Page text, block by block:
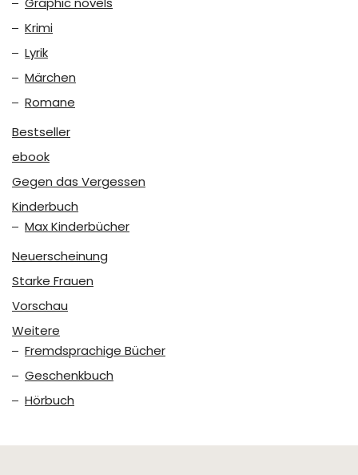
Krimi
Lyrik
Märchen
Romane
Bestseller
ebook
Gegen das Vergessen
Kinderbuch
Max Kinderbücher
Neuerscheinung
Starke Frauen
Vorschau
Weitere
Fremdsprachige Bücher
Geschenkbuch
Hörbuch